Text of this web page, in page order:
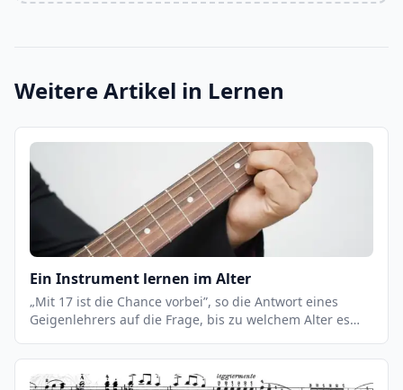
Weitere Artikel in Lernen
Ein Instrument lernen im Alter
„Mit 17 ist die Chance vorbei”, so die Antwort eines
Geigenlehrers auf die Frage, bis zu welchem Alter es
beginnen. Das liegt daran, dass bestimmte
Bewegungen, die für das Geigenspiel, aber auch für das